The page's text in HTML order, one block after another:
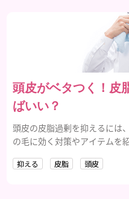
頭皮がベタつく！皮
ばいい？
頭皮の皮脂過剰を抑えるには
の毛に効く対策やアイテムを
抑える 皮脂 頭皮